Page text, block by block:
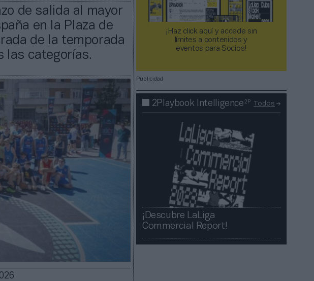
de salida al mayor
en la Plaza de
de la temporada
las categorías.
¡Haz click aquí y accede sin
límites a contenidos y
eventos para Socios!​​​​​​​
Publicidad
2Playbook Intelligence2P Todos
¡Descubre LaLiga
Commercial Report!​​